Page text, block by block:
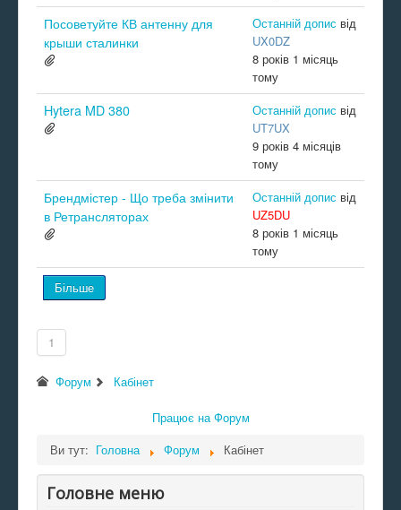
Більше
Посоветуйте КВ антенну для
крыши сталинки
Останній допис від
UX0DZ
8 років 1 місяць
тому
Hytera MD 380 Останній допис від
UT7UX
9 років 4 місяців
тому
Брендмістер - Що треба змінити
в Ретрансляторах
Останній допис від
UZ5DU
8 років 1 місяць
тому
1
Форум Кабінет
Працює на Форум
Ви тут: Головна Форум Кабінет
Головне меню